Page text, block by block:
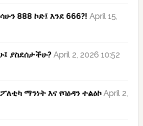
888 ኮድ፤ እንደ 666?! April 15,
ያስደሰታችሁ? April 2, 2026 10:52
ማንነት እና የባዕዳን ተልዕኮ April 2,